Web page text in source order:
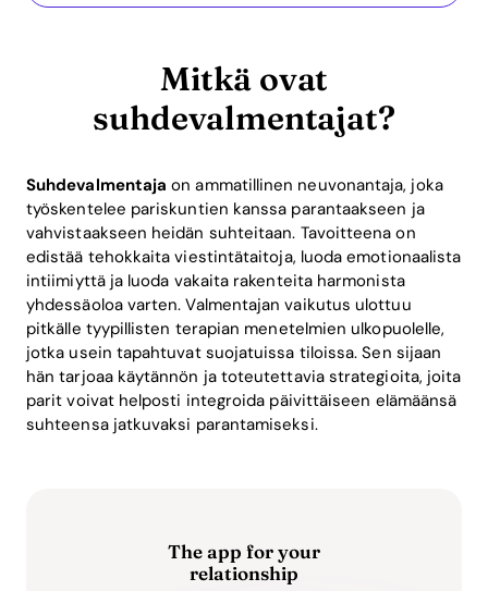
Mitkä ovat
suhdevalmentajat?
Suhdevalmentaja on ammatillinen neuvonantaja, joka
työskentelee pariskuntien kanssa parantaakseen ja
vahvistaakseen heidän suhteitaan. Tavoitteena on
edistää tehokkaita viestintätaitoja, luoda emotionaalista
intiimiyttä ja luoda vakaita rakenteita harmonista
yhdessäoloa varten. Valmentajan vaikutus ulottuu
pitkälle tyypillisten terapian menetelmien ulkopuolelle,
jotka usein tapahtuvat suojatuissa tiloissa. Sen sijaan
hän tarjoaa käytännön ja toteutettavia strategioita, joita
parit voivat helposti integroida päivittäiseen elämäänsä
suhteensa jatkuvaksi parantamiseksi.
The app for your
relationship